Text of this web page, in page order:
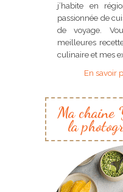
j’habite en
passionnée de
de voyage.
meilleures
culinaire et mes
En savoir
Ma chaine
la